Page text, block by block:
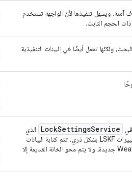
ويسهل تنفيذها لأنّ الواجهة تستخدم
ذات الحجم الثابت.
ولكنّها تعمل أيضًا في البيئات التنفيذية
LockSettingsService
الذي
يستخدم Weaver تغييرات LSKF بشكل ذري. تتم كتابة البيانات
الجديدة في خانة Weaver جديدة، ولا يتم محو الخانة القديمة إلا